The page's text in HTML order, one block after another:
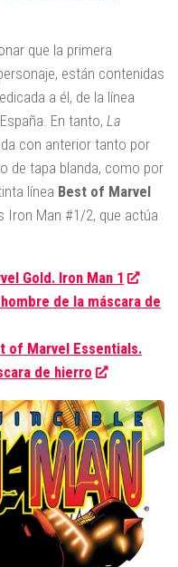
que la primera
están contenidas
a él, de la línea
En tanto, La
con anterior tanto por
de tapa blanda, como por
línea Best of Marvel
Iron Man #1/2, que actúa
Gold. Iron Man 1
de la máscara de
of Marvel Essentials.
de hierro